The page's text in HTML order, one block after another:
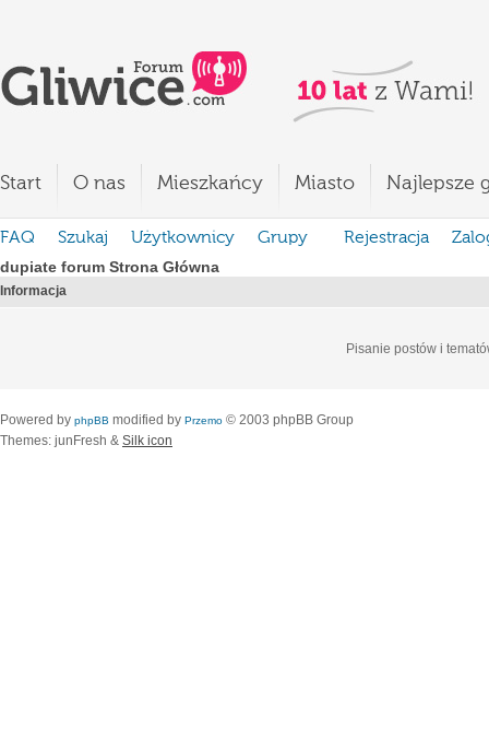
Start O nas Mieszkańcy Miasto Najlepsze
FAQ Szukaj Użytkownicy Grupy Rejestracja
dupiate forum Strona Główna
Informacja
Pisanie postów i
Powered by phpBB modified by Przemo © 2003 phpBB Group
Themes: junFresh & Silk icon